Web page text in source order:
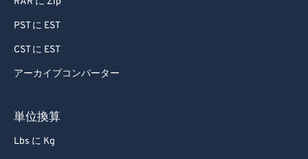
PST に EST
CST に EST
アーカイブコンバーター
単位換算
Lbs に Kg